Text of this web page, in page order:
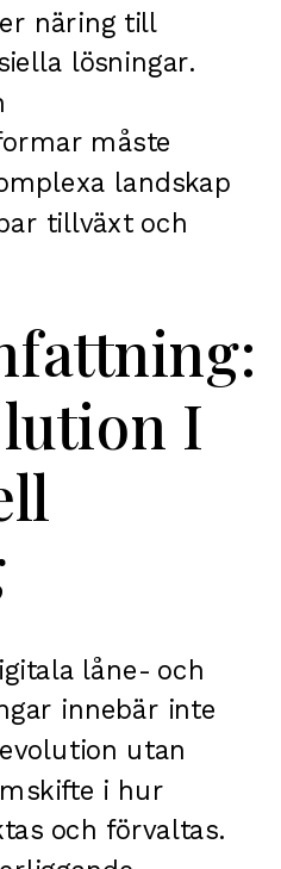
näring till
lösningar.
måste
landskap
tillväxt och
I
låne- och
innebär inte
utan
i hur
och förvaltas.